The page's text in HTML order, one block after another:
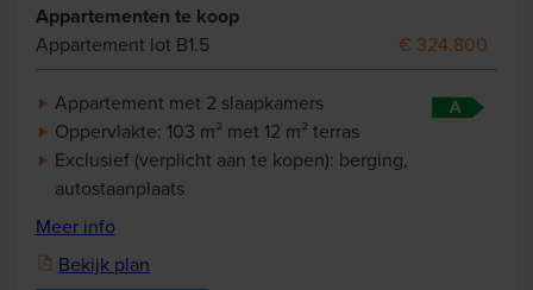
Appartementen te koop
Appartement lot B1.5
€ 324.800
Appartement met 2 slaapkamers
Oppervlakte: 103 m² met 12 m² terras
Exclusief (verplicht aan te kopen): berging,
autostaanplaats
Meer info
Bekijk plan